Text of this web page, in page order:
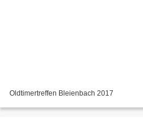
Oldtimertreffen Bleienbach 2017